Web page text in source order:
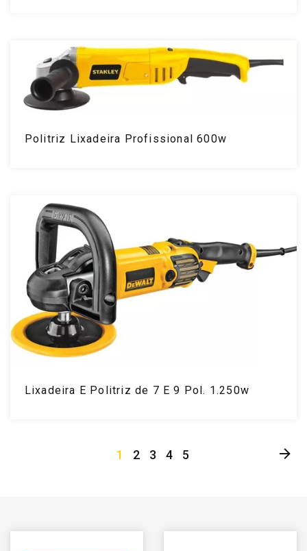
Politriz Lixadeira Profissional 600w
Lixadeira E Politriz de 7 E 9 Pol. 1.250w
1 2 3 4 5